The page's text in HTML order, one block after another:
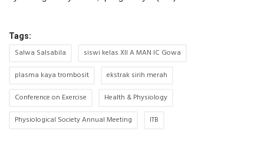
Tags:
Salwa Salsabila
siswi kelas XII A MAN IC Gowa
plasma kaya trombosit
ekstrak sirih merah
Conference on Exercise
Health & Physiology
Physiological Society Annual Meeting
ITB